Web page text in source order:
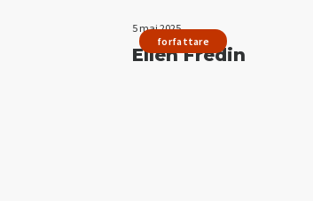
forfattare
5 maj 2025
Ellen Fredin